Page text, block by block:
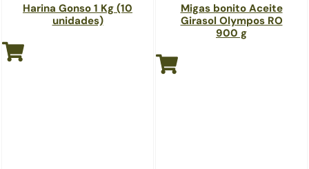
Harina Gonso 1 Kg (10
unidades)
Migas bonito Aceite
Girasol Olympos RO
900 g